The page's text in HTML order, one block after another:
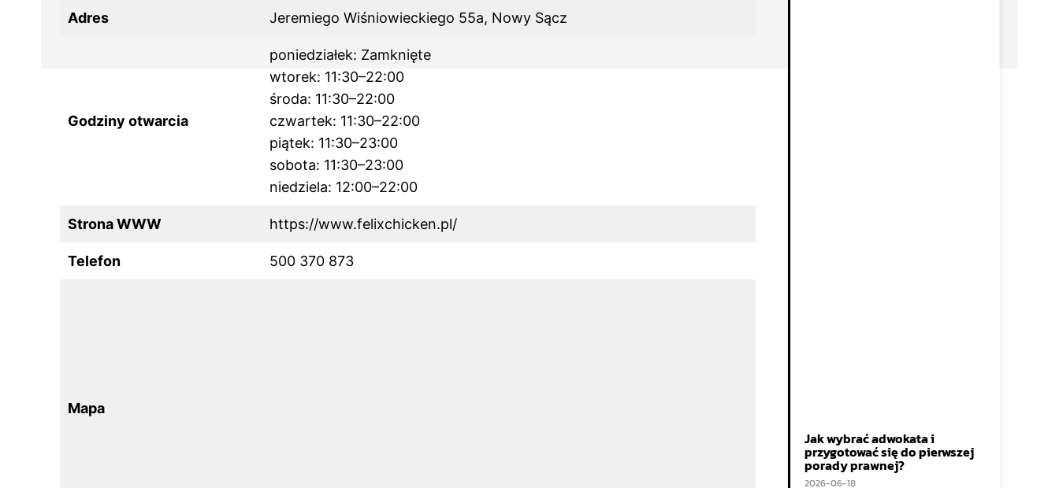
Adres Jeremiego Wiśniowieckiego 55a, Nowy Sącz
Godziny otwarcia
poniedziałek: Zamknięte
wtorek: 11:30–22:00
środa: 11:30–22:00
czwartek: 11:30–22:00
piątek: 11:30–23:00
sobota: 11:30–23:00
niedziela: 12:00–22:00
Strona WWW https://www.felixchicken.pl/
Telefon 500 370 873
Mapa
Jak wybrać adwokata i
przygotować się do pierwszej
porady prawnej?
2026-06-18